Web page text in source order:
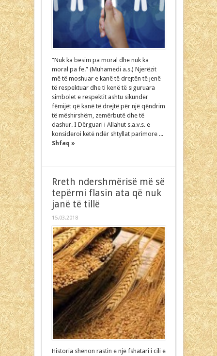
“Nuk ka besim pa moral dhe nuk ka
moral pa fe.” (Muhamedi a.s.) Njerëzit
më të moshuar e kanë të drejtën të jenë
të respektuar dhe ti kenë të siguruara
simbolet e respektit ashtu sikundër
fëmijët që kanë të drejtë për një qëndrim
të mëshirshëm, zemërbutë dhe të
dashur. I Dërguari i Allahut s.a.v.s. e
konsideroi këtë ndër shtyllat parimore ...
Shfaq »
Rreth ndershmërisë më së
tepërmi flasin ata që nuk
janë të tillë
15.03.2018
Historia shënon rastin e një fshatari i cili e